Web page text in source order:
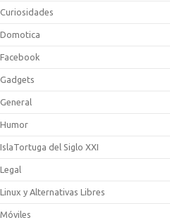
Curiosidades
Domotica
Facebook
Gadgets
General
Humor
IslaTortuga del Siglo XXI
Legal
Linux y Alternativas Libres
Móviles